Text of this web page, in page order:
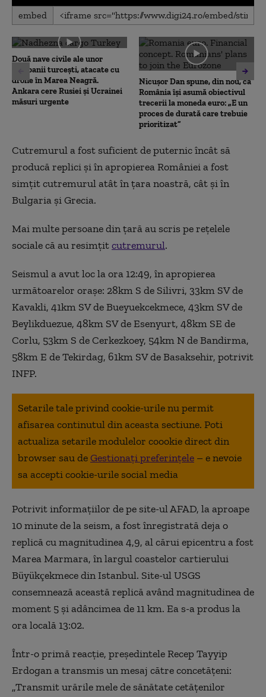
0
seconds
0
seconds
embed
Două nave civile ale unor
companii turcești, atacate cu
drone în Marea Neagră.
Ankara cere Rusiei și Ucrainei
măsuri urgente
Nicușor Dan spune, din nou, că
România își asumă obiectivul
trecerii la moneda euro: „E un
proces de durată care trebuie
prioritizat”
Cutremurul a fost suficient de puternic încât să
producă replici și în apropierea României a fost
simțit cutremurul atât în țara noastră, cât și în
Bulgaria și Grecia.
Mai multe persoane din țară au scris pe rețelele
sociale că au resimțitcutremurul.
Seismul a avut loc la ora 12:49, în apropierea
următoarelor oraşe: 28km S de Silivri, 33km SV de
Kavakli, 41km SV de Bueyuekcekmece, 43km SV de
Beylikduezue, 48km SV de Esenyurt, 48km SE de
Corlu, 53km S de Cerkezkoey, 54km N de Bandirma,
58km E de Tekirdag, 61km SV de Basaksehir, potrivit
INFP.
Setarile tale privind cookie-urile nu permit
afisarea continutul din aceasta sectiune. Poti
actualiza setarile modulelor coookie direct din
browser sau deGestionați preferințele – e nevoie
sa accepti cookie-urile social media
Potrivit informaţiilor de pe site-ul AFAD, la aproape
10 minute de la seism, a fost înregistrată deja o
replică cu magnitudinea 4,9, al cărui epicentru a fost
Marea Marmara, în largul coastelor cartierului
Büyükçekmece din Istanbul. Site-ul USGS
consemnează această replică având magnitudinea de
moment 5 şi adâncimea de 11 km. Ea s-a produs la
ora locală 13:02.
Într-o primă reacție, preşedintele Recep Tayyip
Erdogan a transmis un mesaj către concetăţeni:
„Transmit urările mele de sănătate cetăţenilor